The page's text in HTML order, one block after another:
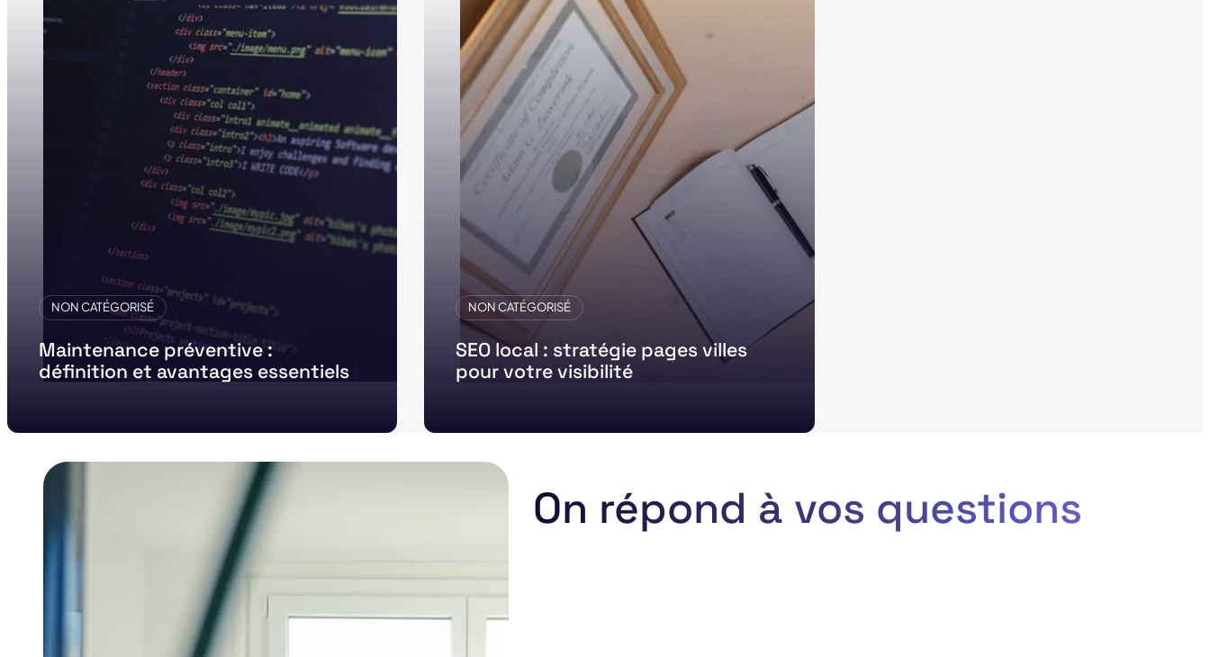
NON CATÉGORISÉ
Maintenance préventive :
définition et avantages essentiels
NON CATÉGORISÉ
SEO local : stratégie pages villes
pour votre visibilité
On répond à vos questions